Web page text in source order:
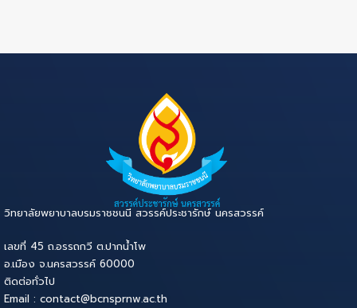
วิทยาลัยพยาบาลบรมราชชนนี สวรรค์ประชารักษ์ นครสวรรค์
เลขที่ 45 ถ.อรรถกวี ต.ปากน้ำโพ
อ.เมือง จ.นครสวรรค์ 60000
ติดต่อทั่วไป
Email : contact@bcnsprnw.ac.th